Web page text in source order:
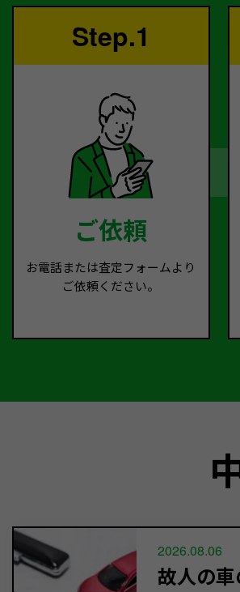
Step.1
ご依頼
お電話または査定フォームより
ご依頼ください。
2026.08.06
故人の